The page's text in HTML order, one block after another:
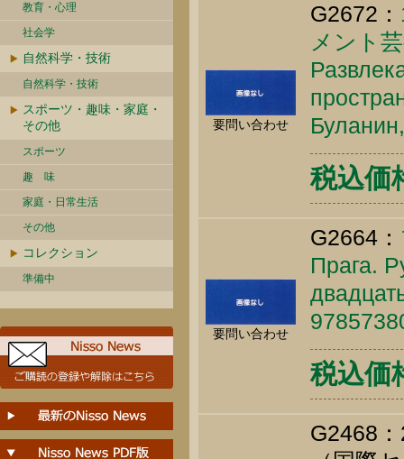
教育・心理
社会学
自然科学・技術
自然科学・技術
スポーツ・趣味・家庭・
その他
スポーツ
趣 味
家庭・日常生活
その他
コレクション
準備中
要問い合わせ
G2672：
メント
税込価
要問い合わせ
G2664：
Прага.
税込価
G2468